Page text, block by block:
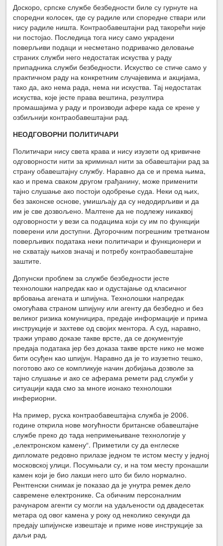
Доскоро, српске службе безбедности биле су гурнуте на
споредни колосек, где су радиле или споредне ствари или
нису радиле ништа. Контраобавештајни рад такорећи није
ни постојао. Последица тога нису само украдени
поверљиви подаци и несметано подривачко деловање
страних служби него недостатак искуства у раду
припадника служби безбедности. Искуство се стиче само у
практичном раду на конкретним случајевима и акцијама,
тако да, ако нема рада, нема ни искуства. Тај недостатак
искуства, које јесте права вештина, резултира
промашајима у раду и производи афере када се крене у
озбиљнији контраобавештајни рад.
НЕОДГОВОРНИ ПОЛИТИЧАРИ
Политичари нису света крава и нису изузети од кривичне
одговорности нити за криминал нити за обавештајни рад за
страну обавештајну службу. Наравно да се и према њима,
као и према сваком другом грађанину, може применити
тајно слушање ако постоји одобрење суда. Неки од њих,
без законске основе, умишљају да су недодирљиви и да
им је све дозвољено. Малтене да не подлежу никаквој
одговорности у вези са подацима који су им по функцији
поверени или доступни. Дугорочним погрешним третманом
поверљивих података неки политичари и функционери и
не схватају њихов значај и потребу контраобавештајне
заштите.
Допунски проблем за службе безбедности јесте
технолошки напредак као и одустајање од класичног
врбовања агената и шпијуна. Технолошки напредак
омогућава страном шпијуну или агенту да безбедно и без
великог ризика комуницира, предаје информације и прима
инструкције и захтеве од својих ментора. А суд, наравно,
тражи управо доказе такве врсте, да се документује
предаја података јер без доказа такве врсте нико не може
бити осуђен као шпијун. Наравно да је то изузетно тешко,
поготово ако се компликује начин добијања дозволе за
тајно слушање и ако се аферама ремети рад служби у
ситуацији када смо за многе ионако технолошки
инфериорни.
На пример, руска контраобавештајна служба је 2006.
године открила нове могућности британске обавештајне
службе преко до тада непримењиване технологије у
„електронском камену“. Приметили су да енглеске
дипломате редовно прилазе једном те истом месту у једној
московској улици. Посумњали су, и на том месту пронашли
камен који је био лакши него што би било нормално.
Рентгенски снимак је показао да је унутра ремек дело
савремене електронике. Са обичним персоналним
рачунаром агенти су могли на удаљености од двадесетак
метара од овог камена у року од неколико секунди да
предају шпијунске извештаје и приме нове инструкције за
даљи рад.